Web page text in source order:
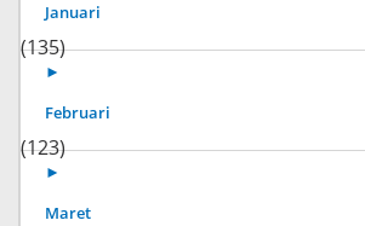
Januari
(135)
►
Februari
(123)
►
Maret